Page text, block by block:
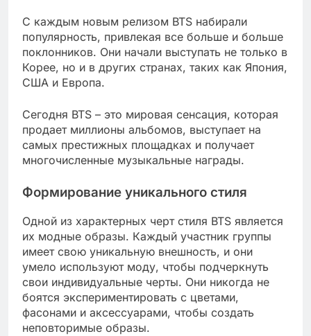
С каждым новым релизом BTS набирали
популярность, привлекая все больше и больше
поклонников. Они начали выступать не только в
Корее, но и в других странах, таких как Япония,
США и Европа.
Сегодня BTS – это мировая сенсация, которая
продает миллионы альбомов, выступает на
самых престижных площадках и получает
многочисленные музыкальные награды.
Формирование уникального стиля
Одной из характерных черт стиля BTS является
их модные образы. Каждый участник группы
имеет свою уникальную внешность, и они
умело используют моду, чтобы подчеркнуть
свои индивидуальные черты. Они никогда не
боятся экспериментировать с цветами,
фасонами и аксессуарами, чтобы создать
неповторимые образы.